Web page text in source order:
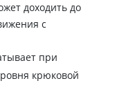
доходить до
с
при
крюковой